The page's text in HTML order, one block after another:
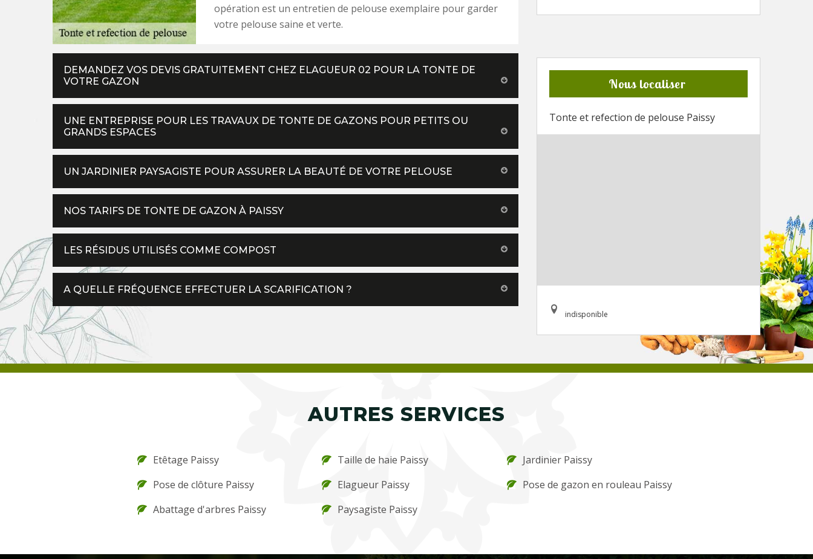
opération est un entretien de pelouse exemplaire pour garder
votre pelouse saine et verte.
DEMANDEZ VOS DEVIS GRATUITEMENT CHEZ ELAGUEUR 02 POUR LA TONTE DE
VOTRE GAZON
UNE ENTREPRISE POUR LES TRAVAUX DE TONTE DE GAZONS POUR PETITS OU
GRANDS ESPACES
UN JARDINIER PAYSAGISTE POUR ASSURER LA BEAUTÉ DE VOTRE PELOUSE
NOS TARIFS DE TONTE DE GAZON À PAISSY
LES RÉSIDUS UTILISÉS COMME COMPOST
A QUELLE FRÉQUENCE EFFECTUER LA SCARIFICATION ?
Nous localiser
Tonte et refection de pelouse Paissy
indisponible
AUTRES SERVICES
Etêtage Paissy
Pose de clôture Paissy
Abattage d'arbres Paissy
Taille de haie Paissy
Elagueur Paissy
Paysagiste Paissy
Jardinier Paissy
Pose de gazon en rouleau Paissy